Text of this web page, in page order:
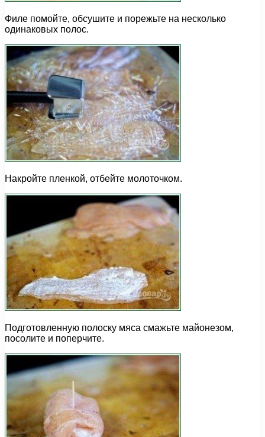
Филе помойте, обсушите и порежьте на несколько
одинаковых полос.
Накройте пленкой, отбейте молоточком.
Подготовленную полоску мяса смажьте майонезом,
посолите и поперчите.